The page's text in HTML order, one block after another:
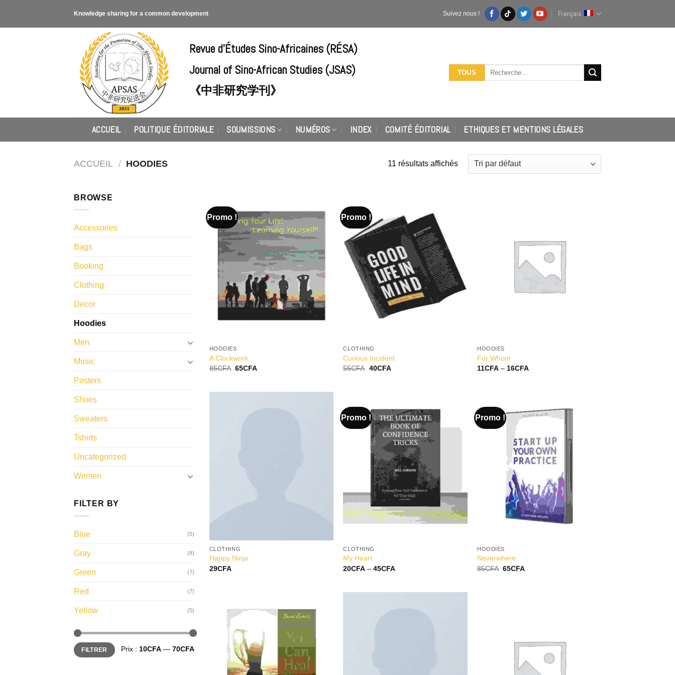
Knowledge sharing for a common development Suivez nous ! Français
Revue d'Études Sino-Africaines (RÉSA)
Journal of Sino-African Studies (JSAS)
《中非研究学刊》
TOUS
Recherche
ACCUEIL POLITIQUE ÉDITORIALE SOUMISSIONS NUMÉROS INDEX COMITÉ ÉDITORIAL ETHIQUES ET MENTIONS LÉGALES
ACCUEIL / HOODIES 11 résultats affichés
BROWSE
Accessories
Bags
Booking
Clothing
Decor
Hoodies
Men
Music
Posters
Shoes
Sweaters
Tshirts
Uncategorized
Women
FILTER BY
Blue (5)
Gray (8)
Green (7)
Red (7)
Yellow (5)
Prix
min
Prix
maxFILTRER Prix : 10CFA — 70CFA
Promo !
Add to
Wishlist
HOODIES
A Clockwork
85CFA 65CFA
Promo !
Wishlist
CLOTHING
Curious Incident
55CFA 40CFA
HOODIES
For Whom
11CFA – 16CFA
CLOTHING
Happy Ninja
29CFA
Promo !
Wishlist
CLOTHING
My Heart
20CFA –45CFA
Promo !
HOODIES
Neverwhere
85CFA 65CFA
Add to
Wishlist